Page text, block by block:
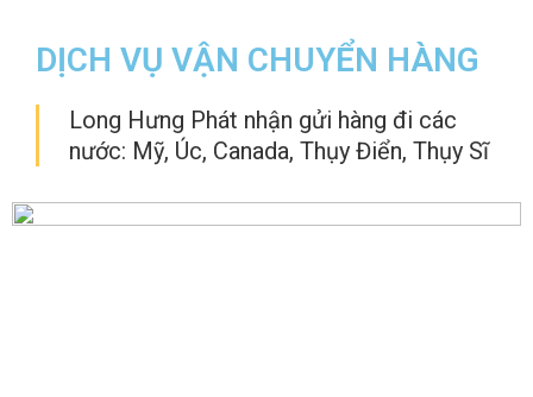
DỊCH VỤ VẬN CHUYỂN HÀNG
Long Hưng Phát nhận gửi hàng đi các
nước: Mỹ, Úc, Canada, Thụy Điển, Thụy Sĩ